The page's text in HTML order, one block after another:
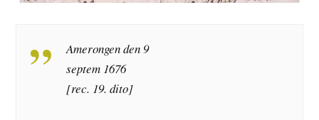
Amerongen den 9
septem 1676
[rec. 19. dito]